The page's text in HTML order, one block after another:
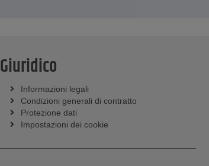
Giuridico
Informazioni legali
Condizioni generali di contratto
Protezione dati
Impostazioni dei cookie